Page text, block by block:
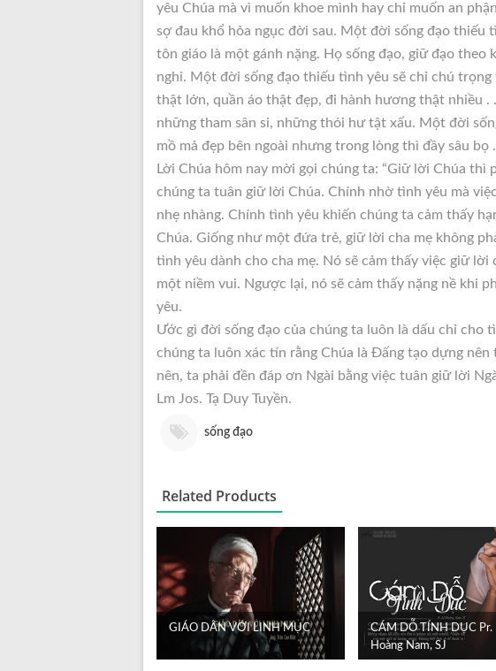
yêu Chúa mà vì muốn khoe mình hay chỉ muốn an
sợ đau khổ hỏa ngục đời sau. Một đời sống đạo thiếu
tôn giáo là một gánh nặng. Họ sống đạo, giữ đạo theo
nghi. Một đời sống đạo thiếu tình yêu sẽ chỉ chú
thật lớn, quần áo thật đẹp, đi hành hương thật nhiều .
những tham sân si, những thói hư tật xấu. Một đời
mồ mả đẹp bên ngoài nhưng trong lòng thì đầy sâu bọ
Lời Chúa hôm nay mời gọi chúng ta: “Giữ lời Chúa thì
chúng ta tuân giữ lời Chúa. Chính nhờ tình yêu mà
nhẹ nhàng. Chính tình yêu khiến chúng ta cảm thấy
Chúa. Giống như một đứa trẻ, giữ lời cha mẹ không
tình yêu dành cho cha mẹ. Nó sẽ cảm thấy việc giữ lời
một niềm vui. Ngược lại, nó sẽ cảm thấy nặng nề khi
yêu.
Ước gì đời sống đạo của chúng ta luôn là dấu chỉ cho
chúng ta luôn xác tín rằng Chúa là Đấng tạo dựng
nên, ta phải đền đáp ơn Ngài bằng việc tuân giữ lời
Lm Jos. Tạ Duy Tuyền.
sống đạo
Related Products
GIÁO DÂN VỚI LINH MỤC
CÁM DỖ TÍNH DỤC Pr.
Hoàng Nam, SJ